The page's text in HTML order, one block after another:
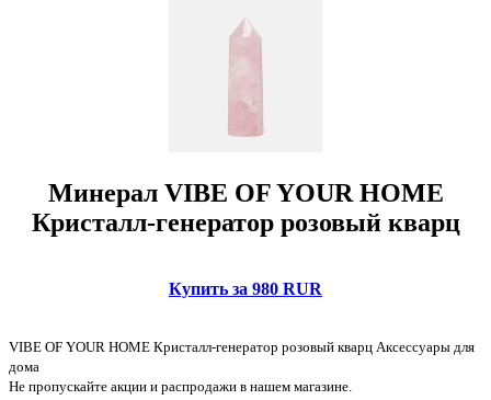
Минерал VIBE OF YOUR HOME
Кристалл-генератор розовый кварц
Купить за 980 RUR
VIBE OF YOUR HOME Кристалл-генератор розовый кварц Аксессуары для
дома
Не пропускайте акции и распродажи в нашем магазине.